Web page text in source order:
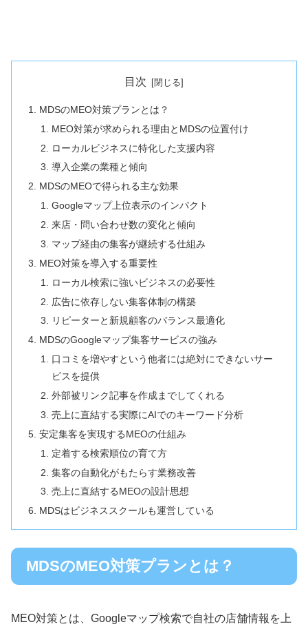
目次
MDSのMEO対策プランとは？
MEO対策が求められる理由とMDSの位置付け
ローカルビジネスに特化した支援内容
導入企業の業種と傾向
MDSのMEOで得られる主な効果
Googleマップ上位表示のインパクト
来店・問い合わせ数の変化と傾向
マップ経由の集客が継続する仕組み
MEO対策を導入する重要性
ローカル検索に強いビジネスの必要性
広告に依存しない集客体制の構築
リピーターと新規顧客のバランス最適化
MDSのGoogleマップ集客サービスの強み
口コミを増やすという他者には絶対にできないサー
ビスを提供
外部被リンク記事を作成までしてくれる
売上に直結する実際にAIでのキーワード分析
安定集客を実現するMEOの仕組み
定着する検索順位の育て方
集客の自動化がもたらす業務改善
売上に直結するMEOの設計思想
MDSはビジネススクールも運営している
MDSのMEO対策プランとは？
MEO対策とは、Googleマップ検索で自社の店舗情報を上